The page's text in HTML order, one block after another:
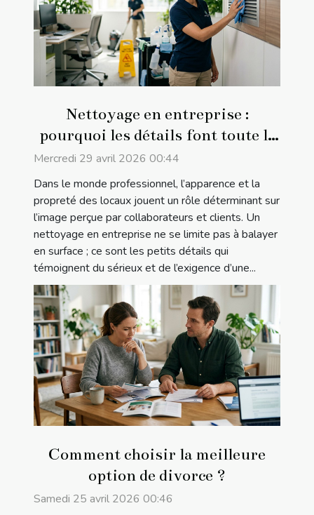
Nettoyage en entreprise :
pourquoi les détails font toute la
différence
Mercredi 29 avril 2026 00:44
Dans le monde professionnel, l’apparence et la
propreté des locaux jouent un rôle déterminant sur
l’image perçue par collaborateurs et clients. Un
nettoyage en entreprise ne se limite pas à balayer
en surface ; ce sont les petits détails qui
témoignent du sérieux et de l’exigence d’une...
Comment choisir la meilleure
option de divorce ?
Samedi 25 avril 2026 00:46